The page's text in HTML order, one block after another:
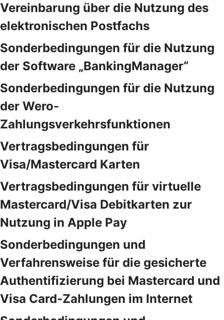
Vereinbarung über die Nutzung des
elektronischen Postfachs
Sonderbedingungen für die Nutzung
der Software „BankingManager“
Sonderbedingungen für die Nutzung
der Wero-
Zahlungsverkehrsfunktionen
Vertragsbedingungen für
Visa/Mastercard Karten
Vertragsbedingungen für virtuelle
Mastercard/Visa Debitkarten zur
Nutzung in Apple Pay
Sonderbedingungen und
Verfahrensweise für die gesicherte
Authentifizierung bei Mastercard und
Visa Card-Zahlungen im Internet